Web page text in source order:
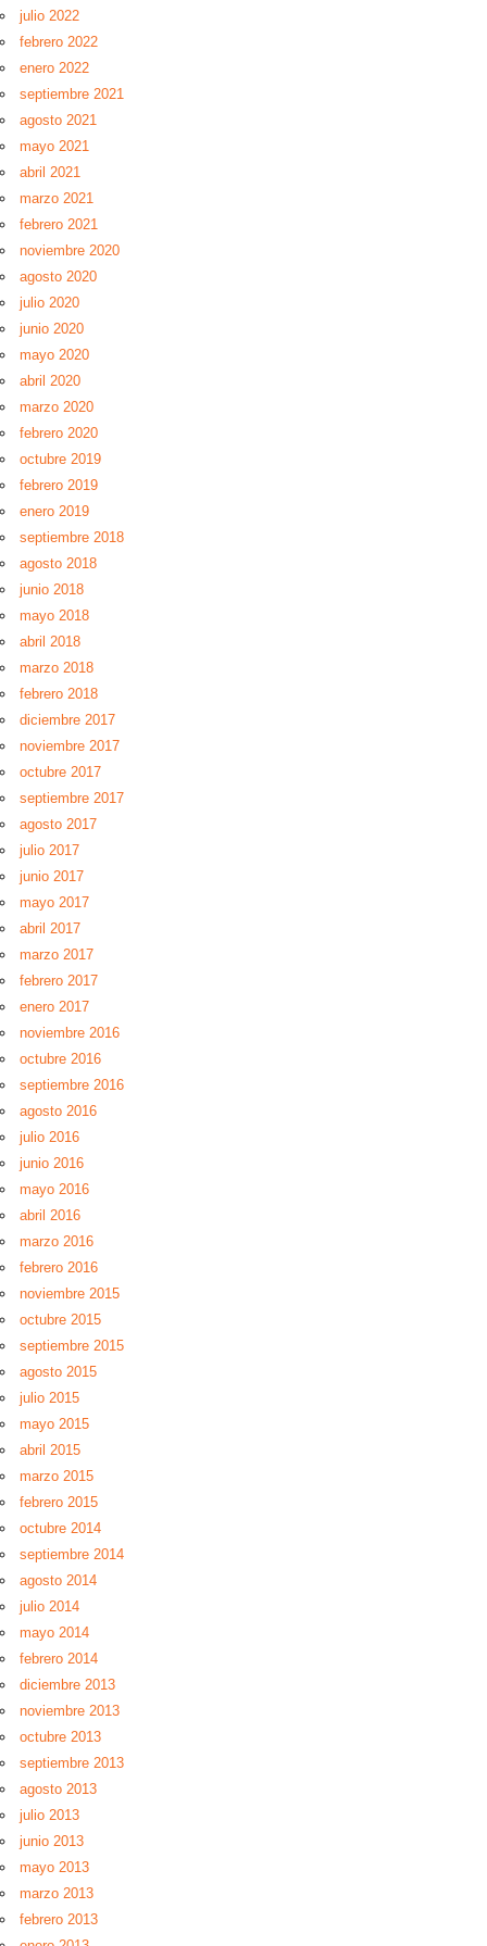
julio 2022
febrero 2022
enero 2022
septiembre 2021
agosto 2021
mayo 2021
abril 2021
marzo 2021
febrero 2021
noviembre 2020
agosto 2020
julio 2020
junio 2020
mayo 2020
abril 2020
marzo 2020
febrero 2020
octubre 2019
febrero 2019
enero 2019
septiembre 2018
agosto 2018
junio 2018
mayo 2018
abril 2018
marzo 2018
febrero 2018
diciembre 2017
noviembre 2017
octubre 2017
septiembre 2017
agosto 2017
julio 2017
junio 2017
mayo 2017
abril 2017
marzo 2017
febrero 2017
enero 2017
noviembre 2016
octubre 2016
septiembre 2016
agosto 2016
julio 2016
junio 2016
mayo 2016
abril 2016
marzo 2016
febrero 2016
noviembre 2015
octubre 2015
septiembre 2015
agosto 2015
julio 2015
mayo 2015
abril 2015
marzo 2015
febrero 2015
octubre 2014
septiembre 2014
agosto 2014
julio 2014
mayo 2014
febrero 2014
diciembre 2013
noviembre 2013
octubre 2013
septiembre 2013
agosto 2013
julio 2013
junio 2013
mayo 2013
marzo 2013
febrero 2013